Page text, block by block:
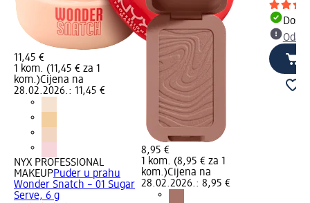
11,45 €
1 kom. (11,45 € za 1
kom.)Cijena na
28.02.2026.: 11,45 €
NYX PROFESSIONAL
MAKEUPPuder u prahu
Wonder Snatch – 01 Sugar
Serve, 6 g
8,95 €
1 kom. (8,95 € za 1
kom.)Cijena na
28.02.2026.: 8,95 €